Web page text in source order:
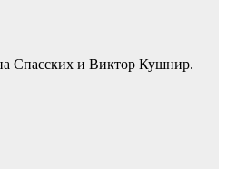
Спасских и Виктор Кушнир.